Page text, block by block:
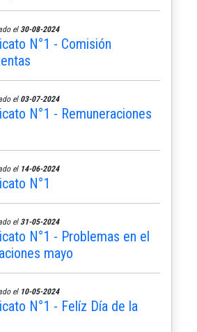
el 30-08-2024
N°1 - Comisión
el 03-07-2024
N°1 - Remuneraciones
el 14-06-2024
N°1
el 31-05-2024
N°1 - Problemas en el
mayo
el 10-05-2024
N°1 - Felíz Día de la